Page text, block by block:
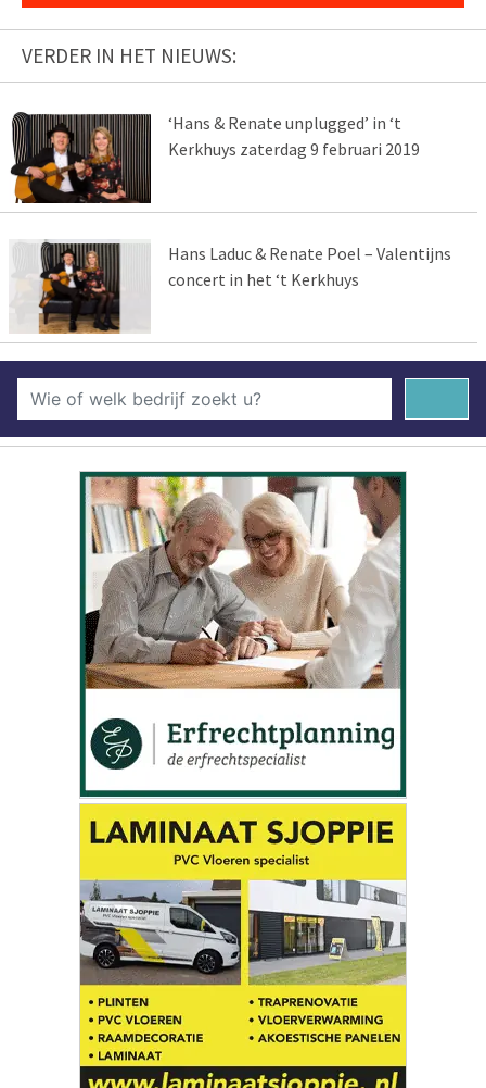
VERDER IN HET NIEUWS:
‘Hans & Renate unplugged’ in ‘t
Kerkhuys zaterdag 9 februari 2019
Hans Laduc & Renate Poel – Valentijns
concert in het ‘t Kerkhuys